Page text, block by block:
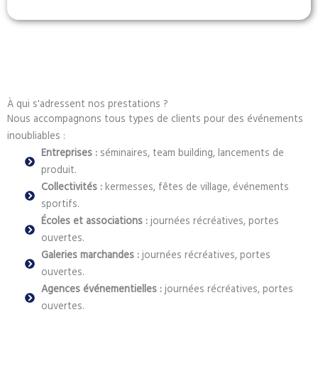
À qui s'adressent nos prestations ?
Nous accompagnons tous types de clients pour des événements
inoubliables :
Entreprises :séminaires, team building, lancements de
produit.
Collectivités :kermesses, fêtes de village, événements
sportifs.
Écoles et associations :journées récréatives, portes
ouvertes.
Galeries marchandes :journées récréatives, portes
ouvertes.
Agences événementielles :journées récréatives, portes
ouvertes.